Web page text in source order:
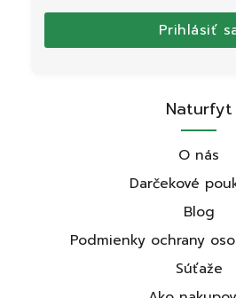
Prihlásiť
Naturfyt
O nás
Darčekové
Blog
Podmienky ochrany
Súťaže